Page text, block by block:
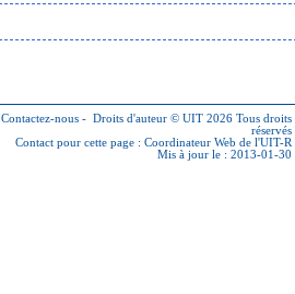
Contactez-nous - Droits d'auteur © UIT 2026 Tous droits
réservés
Contact pour cette page : Coordinateur Web de l'UIT-R
Mis à jour le : 2013-01-30